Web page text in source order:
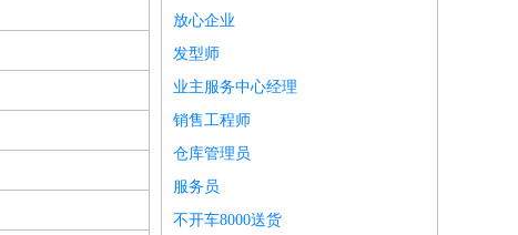
放心企业
发型师
业主服务中心经理
销售工程师
仓库管理员
服务员
不开车8000送货